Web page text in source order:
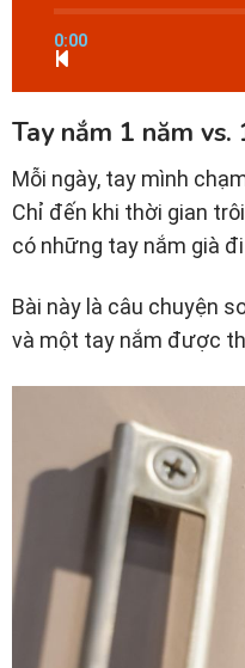
0:00
Tay nắm 1 năm vs.
Mỗi ngày, tay mình
Chỉ đến khi thời gian
có những tay nắm già
Bài này là câu chuyện
và một tay nắm được